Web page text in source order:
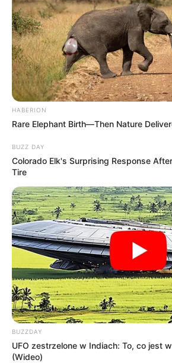
HABERION
Rare Elephant Birth—Then Nature
BUZZ DAY
Colorado Elk's Surprising Response
Tire
BUZZDAY
UFO zestrzelone w Indiach: To, co jest
(Wideo)